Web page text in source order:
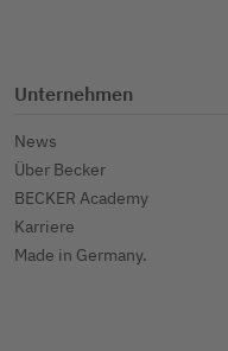
Unternehmen
News
Über Becker
BECKER Academy
Karriere
Made in Germany.